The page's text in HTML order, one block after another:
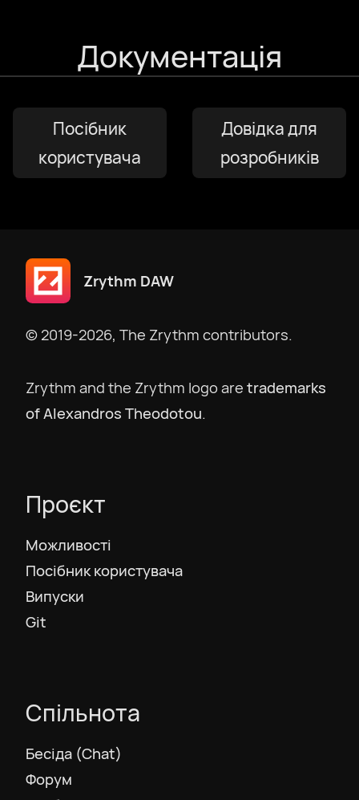
bahasa Indonesia
Italiano
日本語
македонски
Polski
Русский
Slovenščina
Türkiye
Документація
Посібник
користувача
Довідка для
розробників
Zrythm DAW
© 2019-2026, The Zrythm contributors.
Zrythm and the Zrythm logo aretrademarks
of Alexandros Theodotou.
Проєкт
Можливості
Посібник користувача
Випуски
Git
Спільнота
Бесіда (Chat)
Форум